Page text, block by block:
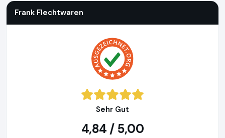
Frank Flechtwaren
Sehr Gut
4,84 / 5,00